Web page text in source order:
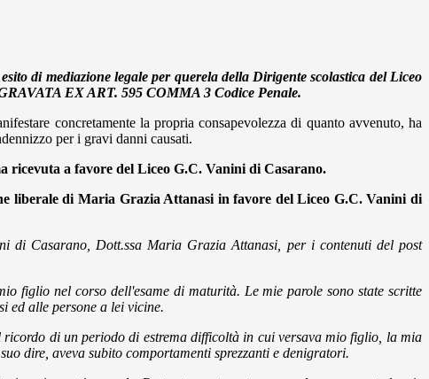
di mediazione legale perquerela della Dirigente scolastica del Liceo
EX ART. 595 COMMA 3 Codice Penale.
concretamente la propria consapevolezza di quanto avvenuto, ha
per i gravi danni causati.
ricevuta a favore del Liceo G.C. Vanini di Casarano.
liberale di Maria Grazia Attanasi in favore del Liceo G.C. Vanini di
di Casarano, Dott.ssa Maria Grazia Attanasi, per i contenuti del post
figlio nel corso dell'esame di maturità. Le mie parole sono state scritte
ed alle persone a lei vicine.
di un periodo di estrema difficoltà in cui versava mio figlio, la mia
dire, aveva subito comportamenti sprezzanti e denigratori.